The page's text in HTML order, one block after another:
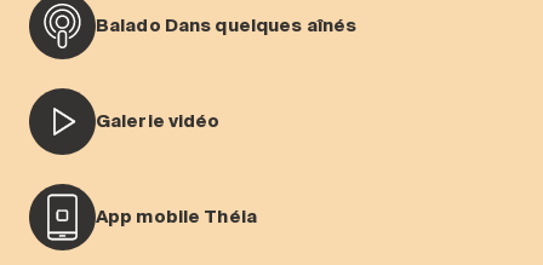
Balado Dans quelques aînés
Galerie vidéo
App mobile Théia